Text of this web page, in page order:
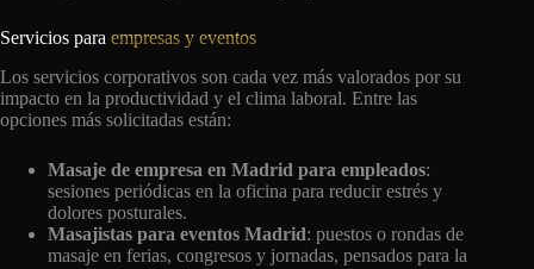
Servicios para empresas y eventos
Los servicios corporativos son cada vez más valorados por su
impacto en la productividad y el clima laboral. Entre las
opciones más solicitadas están:
Masaje de empresa en Madrid para empleados:
sesiones periódicas en la oficina para reducir estrés y
dolores posturales.
Masajistas para eventos Madrid: puestos o rondas de
masaje en ferias, congresos y jornadas, pensados para la